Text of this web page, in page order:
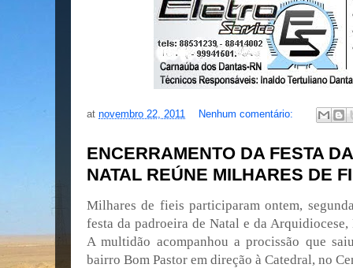
at novembro 22, 2011 Nenhum comentário:
ENCERRAMENTO DA FESTA
NATAL REÚNE MILHARES DE
Milhares de fieis participaram ontem,
festa da padroeira de Natal e da Arquidiocese,
A multidão acompanhou a procissão que
bairro Bom Pastor em direção à Catedral, no